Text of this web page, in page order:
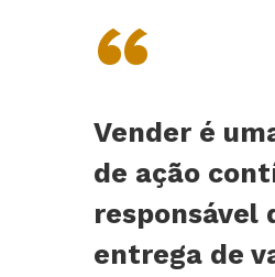
“
Vender é
de ação
responsável
entrega de